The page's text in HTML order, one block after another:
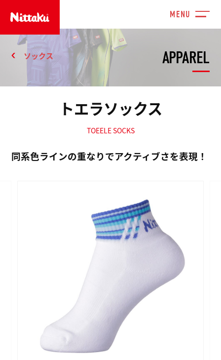
APPAREL
ソックス
トエラソックス
TOEELE SOCKS
同系色ラインの重なりでアクティブさを表現！